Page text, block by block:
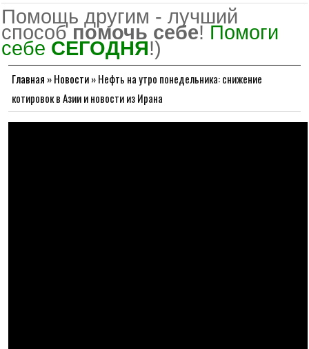
Помощь другим - лучший
способ помочь себе! Помоги
себе СЕГОДНЯ!)
Главная »Новости»Нефть на утро понедельника: снижение
котировок в Азии и новости из Ирана